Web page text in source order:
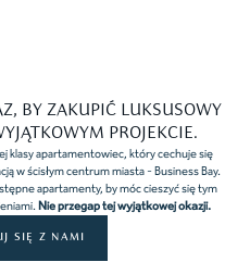
BY ZAKUPIĆ LUKSUSOWY
PROJEKCIE.
klasy apartamentowiec, który cechuje się
w ścisłym centrum miasta - Business Bay.
apartamenty, by móc cieszyć się tym
Nie przegap tej wyjątkowej okazji.
SIĘ Z NAMI